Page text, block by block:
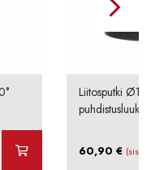
Liitosputki
60,90 € (sis.